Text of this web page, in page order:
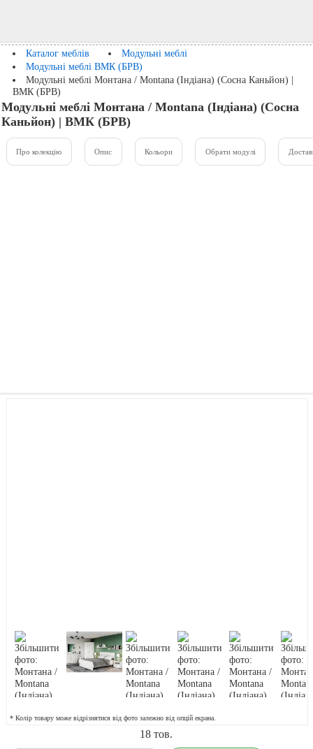
Каталог меблів
Модульні меблі
Модульні меблі ВМК (БРВ)
Модульні меблі Монтана / Montana (Індіана) (Сосна Каньйон) |
ВМК (БРВ)
Модульні меблі Монтана / Montana (Індіана) (Сосна
Каньйон) | ВМК (БРВ)
Про колекцію Опис Кольори Обрати модулі
* Колір товару може відрізнятися від фото залежно від опцій екрана.
18тов.